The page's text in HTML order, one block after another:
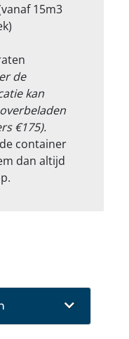
15m3
de
kan
€175).
container
dan altijd